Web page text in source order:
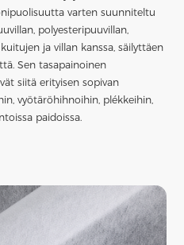
varten suunniteltu
polyesteripuuvillan,
ja villan kanssa, säilyttäen
Sen tasapainoinen
siitä erityisen sopivan
vyötäröhihnoihin, plékkeihin,
paidoissa.